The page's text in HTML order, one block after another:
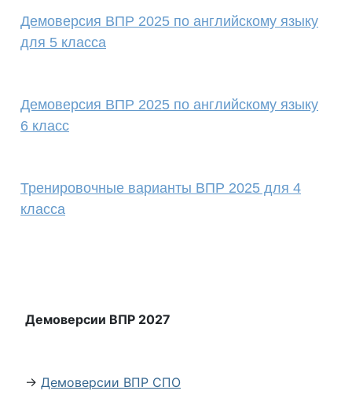
Демоверсия ВПР 2025 по английскому языку
для 5 класса
Демоверсия ВПР 2025 по английскому языку
6 класс
Тренировочные варианты ВПР 2025 для 4
класса
Демоверсии ВПР 2027
→ Демоверсии ВПР СПО